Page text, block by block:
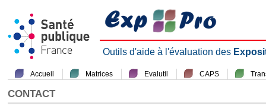
Outils d'aide à l'évaluation des
Accueil Matrices Evalutil CAPS
CONTACT